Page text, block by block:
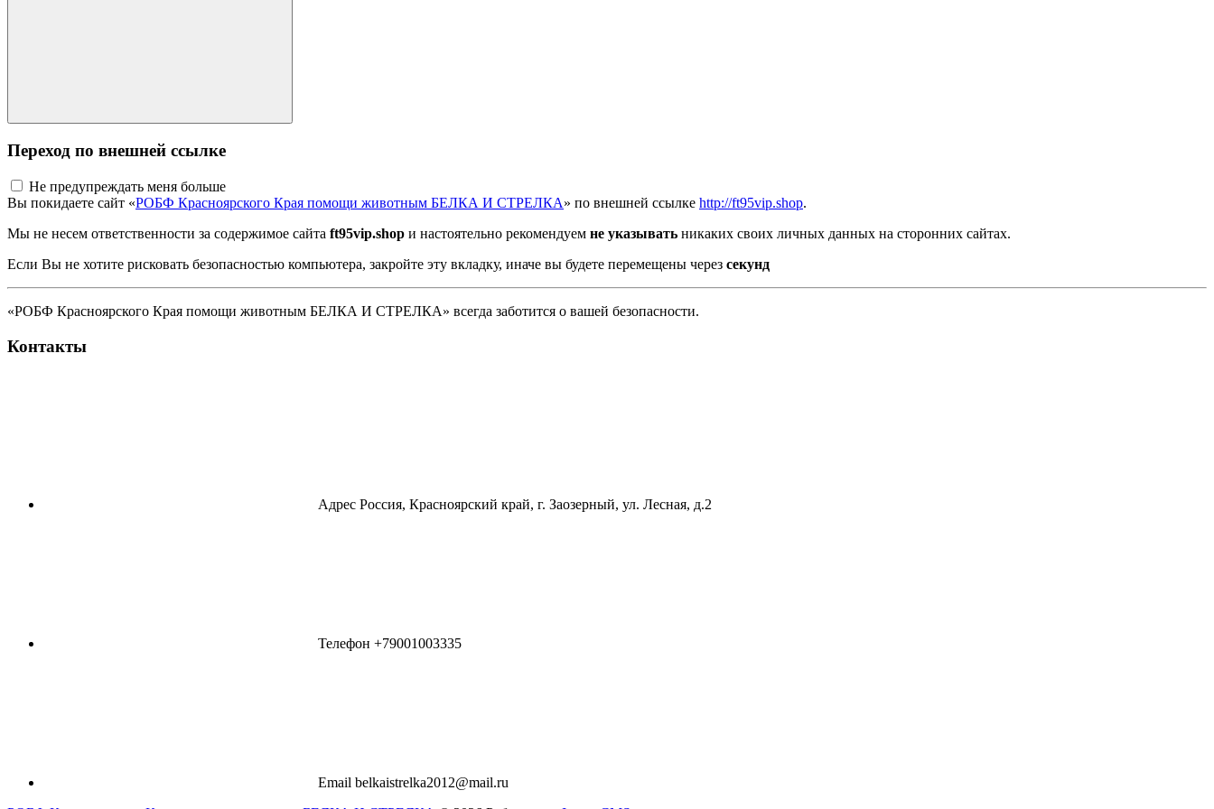
Переход по внешней ссылке
Не предупреждать меня больше
Вы покидаете сайт «РОБФ Красноярского Края помощи животным БЕЛКА И СТРЕЛКА» по внешней ссылке http://ft95vip.shop.
Мы не несем ответственности за содержимое сайта ft95vip.shop и настоятельно рекомендуем не указывать никаких своих личных данных на сторонних сайтах.
Если Вы не хотите рисковать безопасностью компьютера, закройте эту вкладку, иначе вы будете перемещены через секунд
«РОБФ Красноярского Края помощи животным БЕЛКА И СТРЕЛКА» всегда заботится о вашей безопасности.
Контакты
Адрес Россия, Красноярский край, г. Заозерный, ул. Лесная, д.2
Телефон +79001003335
Email belkaistrelka2012@mail.ru